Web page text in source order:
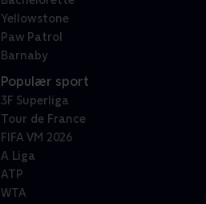
Yellowstone
Paw Patrol
Barnaby
Populær sport
3F Superliga
Tour de France
FIFA VM 2026
A Liga
ATP
WTA